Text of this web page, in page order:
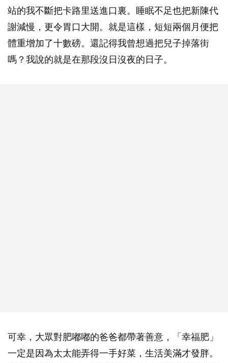
站的我不斷把卡路里送進口裏。睡眠不足也把新陳代
謝減慢，更令胃口大開。就是這樣，短短兩個月便把
體重增加了十數磅。還記得我曾想過把兒子掉落街
嗎？我說的就是在那段沒日沒夜的日子。
可幸，大眾對肥嘟嘟的爸爸都帶著善意，「幸福肥」
一定是因為太太能弄得一手好菜，生活美滿才發胖。